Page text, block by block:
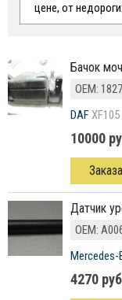
цене, от
бачок
ОЕМ:
DAFXF105
10000
датчик
ОЕМ:
Mercedes-
4270